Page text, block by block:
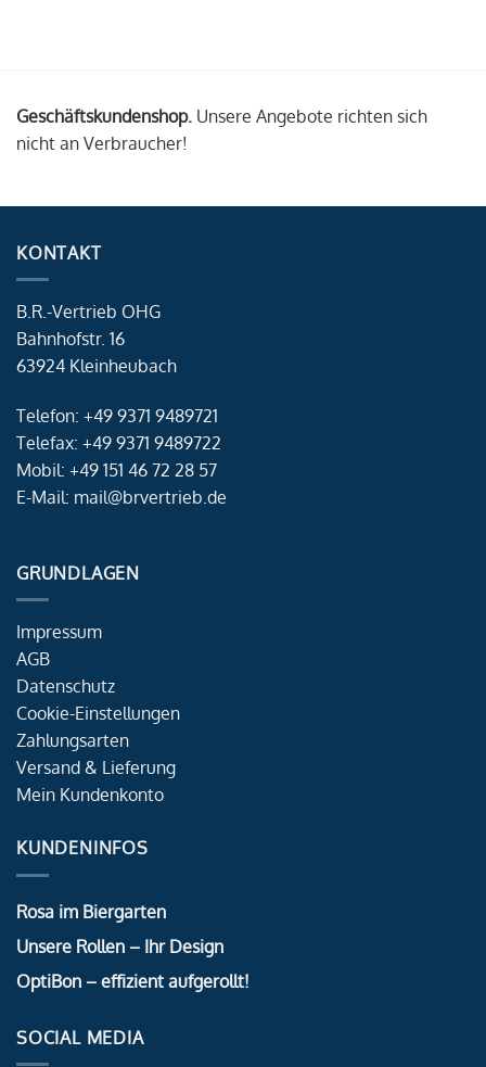
Geschäftskundenshop. Unsere Angebote richten sich
nicht an Verbraucher!
KONTAKT
B.R.-Vertrieb OHG
Bahnhofstr. 16
63924 Kleinheubach
Telefon: +49 9371 9489721
Telefax: +49 9371 9489722
Mobil: +49 151 46 72 28 57
E-Mail: mail@brvertrieb.de
GRUNDLAGEN
Impressum
AGB
Datenschutz
Cookie-Einstellungen
Zahlungsarten
Versand & Lieferung
Mein Kundenkonto
KUNDENINFOS
Rosa im Biergarten
Unsere Rollen – Ihr Design
OptiBon – effizient aufgerollt!
SOCIAL MEDIA